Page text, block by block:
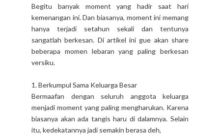
Begitu banyak moment yang hadir saat hari
kemenangan ini. Dan biasanya, moment ini memang
hanya terjadi setahun sekali dan tentunya
sangatlah berkesan. Di artikel ini gue akan share
beberapa momen lebaran yang paling berkesan
versiku.
1. Berkumpul Sama Keluarga Besar
Bermaafan dengan seluruh anggota keluarga
menjadi moment yang paling mengharukan. Karena
biasanya akan ada tangis haru di dalamnya. Selain
itu, kedekatannya jadi semakin berasa deh,